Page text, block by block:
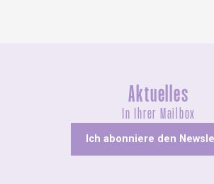
Aktuelles
In Ihrer Mailbox
Ich abonniere den